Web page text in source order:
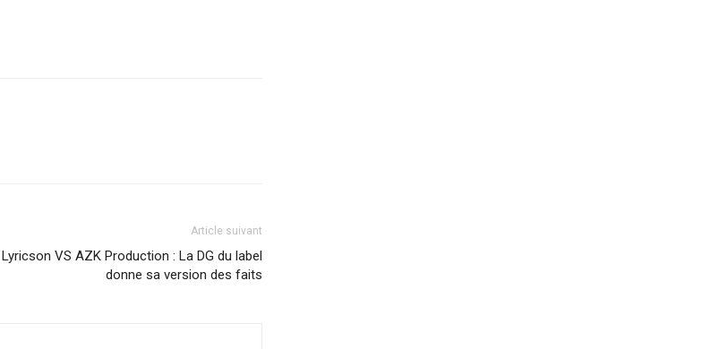
Article suivant
Lyricson VS AZK Production : La DG du label
donne sa version des faits